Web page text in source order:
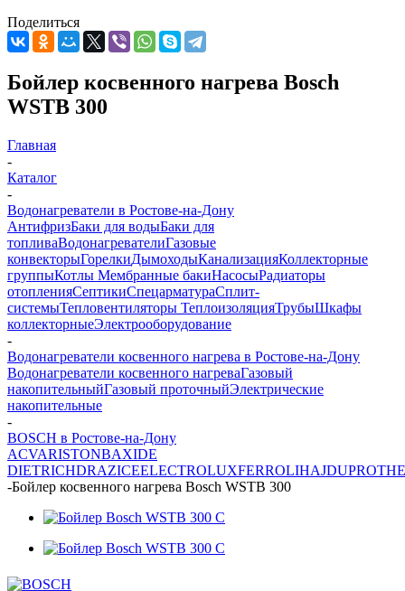
Поделиться
Бойлер косвенного нагрева Bosch
WSTB 300
Главная
-
Каталог
-
Водонагреватели в Ростове-на-Дону
АнтифризБаки для водыБаки для
топливаВодонагревателиГазовые
конвекторыГорелкиДымоходыКанализацияКоллекторные
группыКотлы Мембранные бакиНасосыРадиаторы
отопленияСептикиСпецарматураСплит-
системыТепловентиляторы ТеплоизоляцияТрубыШкафы
коллекторныеЭлектрооборудование
-
Водонагреватели косвенного нагрева в Ростове-на-Дону
Водонагреватели косвенного нагреваГазовый
накопительныйГазовый проточныйЭлектрические
накопительные
-
BOSCH в Ростове-на-Дону
ACVARISTONBAXIDE
DIETRICHDRAZICEELECTROLUXFERROLIHAJDU
-Бойлер косвенного нагрева Bosch WSTB 300